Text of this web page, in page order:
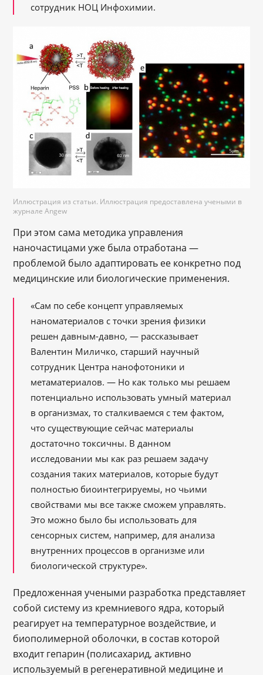
сотрудник НОЦ Инфохимии.
Иллюстрация из статьи. Иллюстрация предоставлена учеными в
журнале Angew
При этом сама методика управления
наночастицами уже была отработана —
проблемой было адаптировать ее конкретно под
медицинские или биологические применения.
«Сам по себе концепт управляемых
наноматериалов с точки зрения физики
решен давным-давно, — рассказывает
Валентин Миличко, старший научный
сотрудник Центра нанофотоники и
метаматериалов. — Но как только мы решаем
потенциально использовать умный материал
в организмах, то сталкиваемся с тем фактом,
что существующие сейчас материалы
достаточно токсичны. В данном
исследовании мы как раз решаем задачу
создания таких материалов, которые будут
полностью биоинтегрируемы, но чьими
свойствами мы все также сможем управлять.
Это можно было бы использовать для
сенсорных систем, например, для анализа
внутренних процессов в организме или
биологической структуре».
Предложенная учеными разработка представляет
собой систему из кремниевого ядра, который
реагирует на температурное воздействие, и
биополимерной оболочки, в состав которой
входит гепарин (полисахарид, активно
используемый в регенеративной медицине и